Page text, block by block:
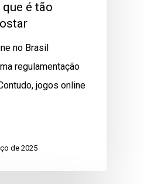
é tão
no Brasil
regulamentação
jogos online
de 2025